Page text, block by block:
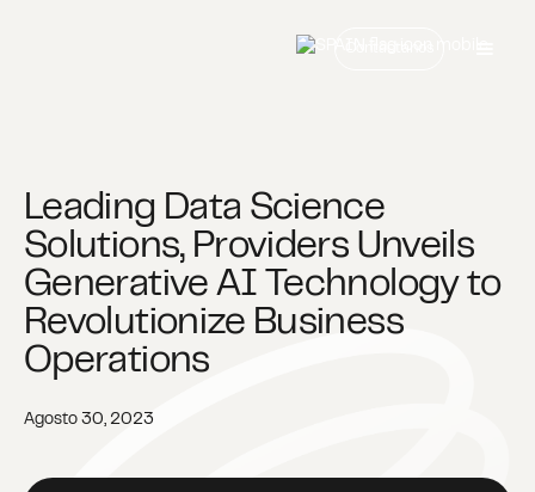
Leading Data Science
Solutions, Providers Unveils
Generative AI Technology to
Revolutionize Business
Operations
Agosto 30, 2023